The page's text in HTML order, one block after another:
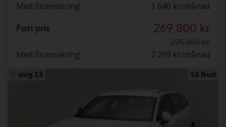
Med finansiering 1 640 kr/månad
Fast pris 269 800 kr
276 800 kr
Med finansiering
2 299 kr/månad
aug 13 16 Bud